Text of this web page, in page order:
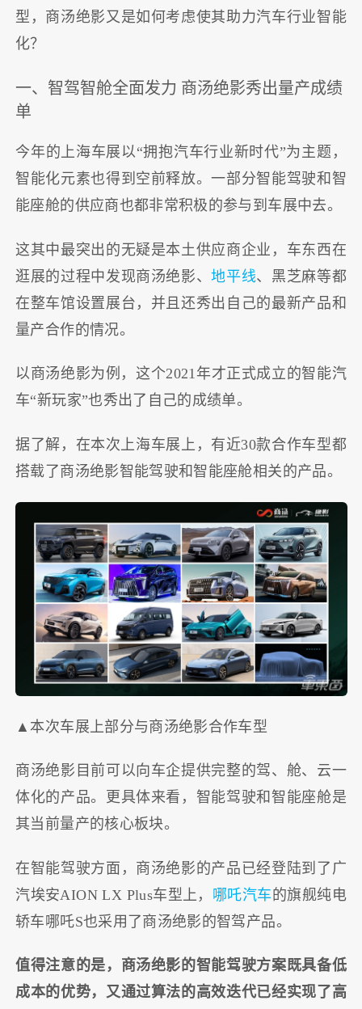
型，商汤绝影又是如何考虑使其助力汽车行业智能
化？
一、智驾智舱全面发力 商汤绝影秀出量产成绩
单
今年的上海车展以“拥抱汽车行业新时代”为主题，
智能化元素也得到空前释放。一部分智能驾驶和智
能座舱的供应商也都非常积极的参与到车展中去。
这其中最突出的无疑是本土供应商企业，车东西在
逛展的过程中发现商汤绝影、地平线、黑芝麻等都
在整车馆设置展台，并且还秀出自己的最新产品和
量产合作的情况。
以商汤绝影为例，这个2021年才正式成立的智能汽
车“新玩家”也秀出了自己的成绩单。
据了解，在本次上海车展上，有近30款合作车型都
搭载了商汤绝影智能驾驶和智能座舱相关的产品。
▲本次车展上部分与商汤绝影合作车型
商汤绝影目前可以向车企提供完整的驾、舱、云一
体化的产品。更具体来看，智能驾驶和智能座舱是
其当前量产的核心板块。
在智能驾驶方面，商汤绝影的产品已经登陆到了广
汽埃安AION LX Plus车型上， 哪吒汽车的旗舰纯电
轿车哪吒S也采用了商汤绝影的智驾产品。
值得注意的是，商汤绝影的智能驾驶方案既具备低
成本的优势，又通过算法的高效迭代已经实现了高